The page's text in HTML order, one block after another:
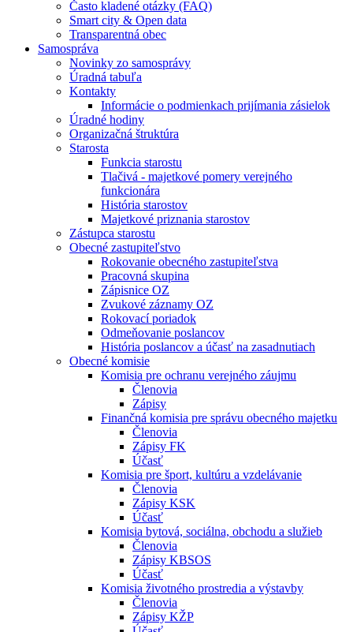
Často kladené otázky (FAQ)
Smart city & Open data
Transparentná obec
Samospráva
Novinky zo samosprávy
Úradná tabuľa
Kontakty
Informácie o podmienkach prijímania zásielok
Úradné hodiny
Organizačná štruktúra
Starosta
Funkcia starostu
Tlačivá - majetkové pomery verejného
funkcionára
História starostov
Majetkové priznania starostov
Zástupca starostu
Obecné zastupiteľstvo
Rokovanie obecného zastupiteľstva
Pracovná skupina
Zápisnice OZ
Zvukové záznamy OZ
Rokovací poriadok
Odmeňovanie poslancov
História poslancov a účasť na zasadnutiach
Obecné komisie
Komisia pre ochranu verejného záujmu
Členovia
Zápisy
Finančná komisia pre správu obecného majetku
Členovia
Zápisy FK
Účasť
Komisia pre šport, kultúru a vzdelávanie
Členovia
Zápisy KSK
Účasť
Komisia bytová, sociálna, obchodu a služieb
Členovia
Zápisy KBSOS
Účasť
Komisia životného prostredia a výstavby
Členovia
Zápisy KŽP